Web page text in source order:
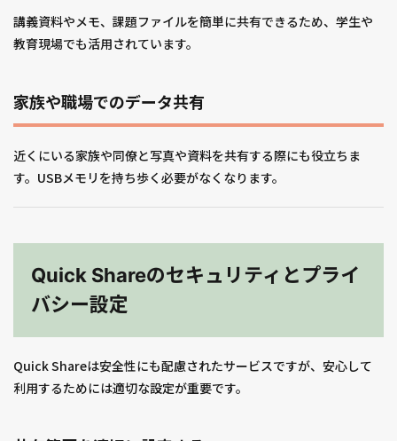
講義資料やメモ、課題ファイルを簡単に共有できるため、学生や
教育現場でも活用されています。
家族や職場でのデータ共有
近くにいる家族や同僚と写真や資料を共有する際にも役立ちま
す。USBメモリを持ち歩く必要がなくなります。
Quick Shareのセキュリティとプライ
バシー設定
Quick Shareは安全性にも配慮されたサービスですが、安心して
利用するためには適切な設定が重要です。